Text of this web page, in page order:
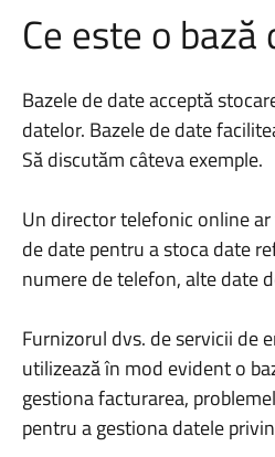
Ce este o bază
Bazele de date acceptă
datelor. Bazele de date
Să discutăm câteva exemple.
Un director telefonic online
de date pentru a stoca date
numere de telefon, alte date
Furnizorul dvs. de servicii de
utilizează în mod evident o
gestiona facturarea,
pentru a gestiona datele